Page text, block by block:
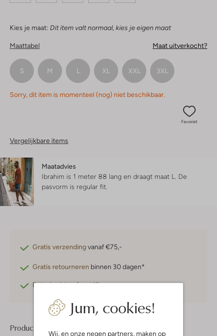
Jum, cookies!
Wij, en onze negen partners, maken op
Kies je maat: Dit item valt normaal, kies je eigen maat
Maattabel Maat uitverkocht?
S M L XL XXL 3XL
Sorry, dit item is momenteel (nog) niet beschikbaar.
Favoriet
Vergelijkbare items
Maatadvies
Ibrahim is 1 meter 88 lang en draagt maat L. De
pasvorm is regular fit
Gratis verzendingvanaf €75,-
Gratis retourneren binnen 30 dagen*
Betaal achterafmet Klarna
Product informatie